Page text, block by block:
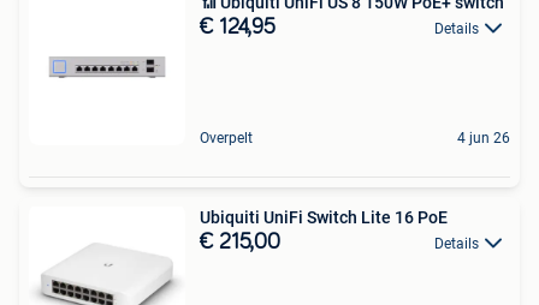
€ 124,95 Details
Overpelt 4 jun 26
Ubiquiti UniFi Switch Lite 16 PoE
€ 215,00 Details